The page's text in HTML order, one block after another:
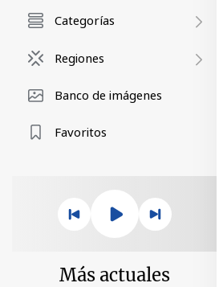
Categorías
Regiones
Banco de imágenes
Favoritos
Más actuales